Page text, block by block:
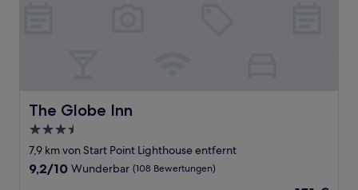
The Globe Inn
The Globe Inn
3.5-
Sterne-
Unterkunft
7,9 km von Start Point Lighthouse entfernt
9.2
9,2/10 Wunderbar (108 Bewertungen)